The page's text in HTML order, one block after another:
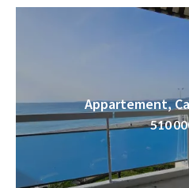
Appartement,
510